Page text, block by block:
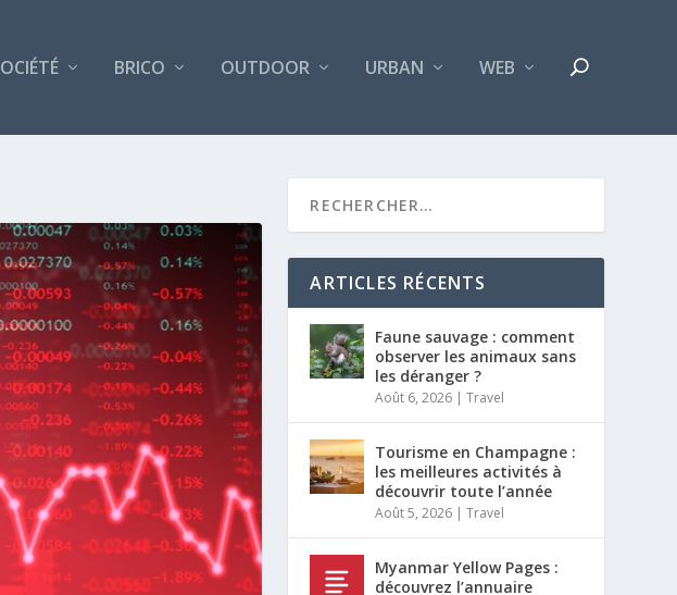
BRICO OUTDOOR URBAN WEB
ARTICLES RÉCENTS
Faune sauvage : comment
observer les animaux sans
les déranger ?
Août 6, 2026 |Travel
Tourisme en Champagne :
les meilleures activités à
découvrir toute l’année
Août 5, 2026 |Travel
Myanmar Yellow Pages :
découvrez l’annuaire